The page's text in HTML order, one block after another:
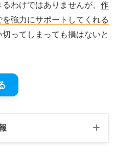
わけではありませんが、 作
強力にサポートしてくれる
切ってしまっても損はないと